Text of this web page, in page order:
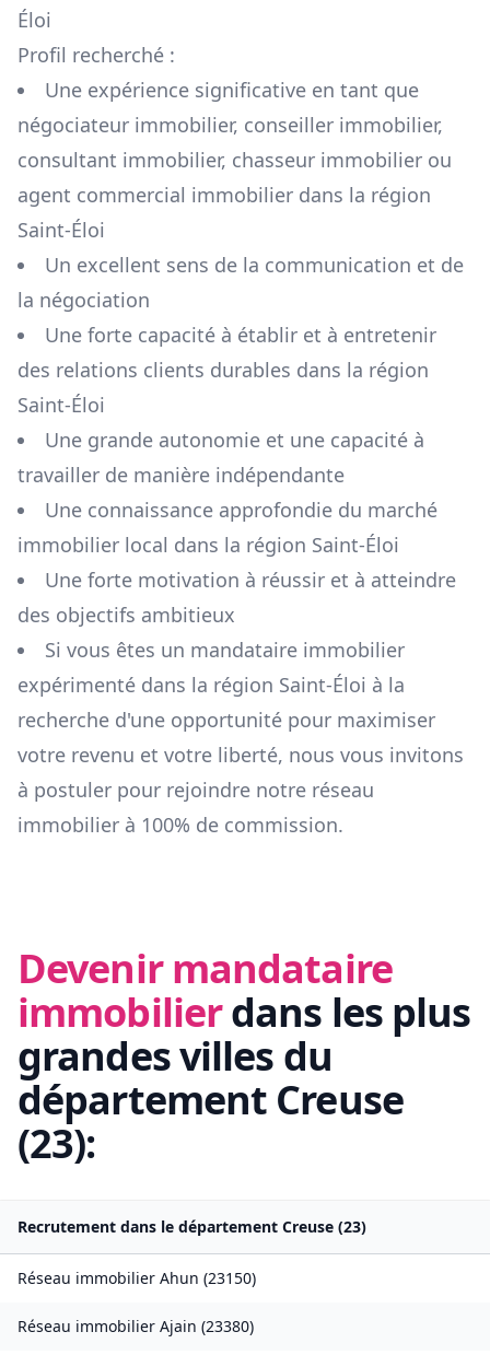
Éloi
Profil recherché :
Une expérience significative en tant que
négociateur immobilier, conseiller immobilier,
consultant immobilier, chasseur immobilier ou
agent commercial immobilier dans la région
Saint-Éloi
Un excellent sens de la communication et de
la négociation
Une forte capacité à établir et à entretenir
des relations clients durables dans la région
Saint-Éloi
Une grande autonomie et une capacité à
travailler de manière indépendante
Une connaissance approfondie du marché
immobilier local dans la région Saint-Éloi
Une forte motivation à réussir et à atteindre
des objectifs ambitieux
Si vous êtes un mandataire immobilier
expérimenté dans la région Saint-Éloi à la
recherche d'une opportunité pour maximiser
votre revenu et votre liberté, nous vous invitons
à postuler pour rejoindre notre réseau
immobilier à 100% de commission.
Devenir mandataire
immobilierdans les plus
grandes villes du
département Creuse
(23):
Recrutement dans le département Creuse (23)
Réseau immobilier Ahun (23150)
Réseau immobilier Ajain (23380)